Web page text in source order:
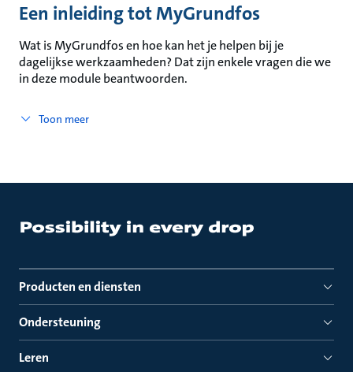
Een inleiding tot MyGrundfos
Wat is MyGrundfos en hoe kan het je helpen bij je
dagelijkse werkzaamheden? Dat zijn enkele vragen die we
in deze module beantwoorden.
Toon meer
Producten en diensten
Ondersteuning
Leren